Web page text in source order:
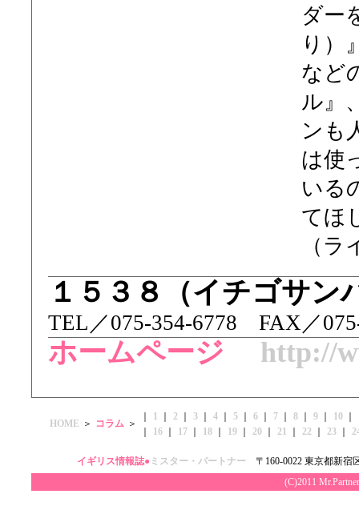
ダー
り）
など
ル』
ンも
は使
いる
てほ
（
１５３８（イチゴサン
TEL／ 075-354-6778 FAX／
ホームページ http://
HOME ＞ コラム ＞
1 2 3 4 5 6 7 8 9 10
16 17 18 19 20 21 22 23
イギリス情報誌●ミスター・パートナー
〒160-0022 東京都新
(C)2011